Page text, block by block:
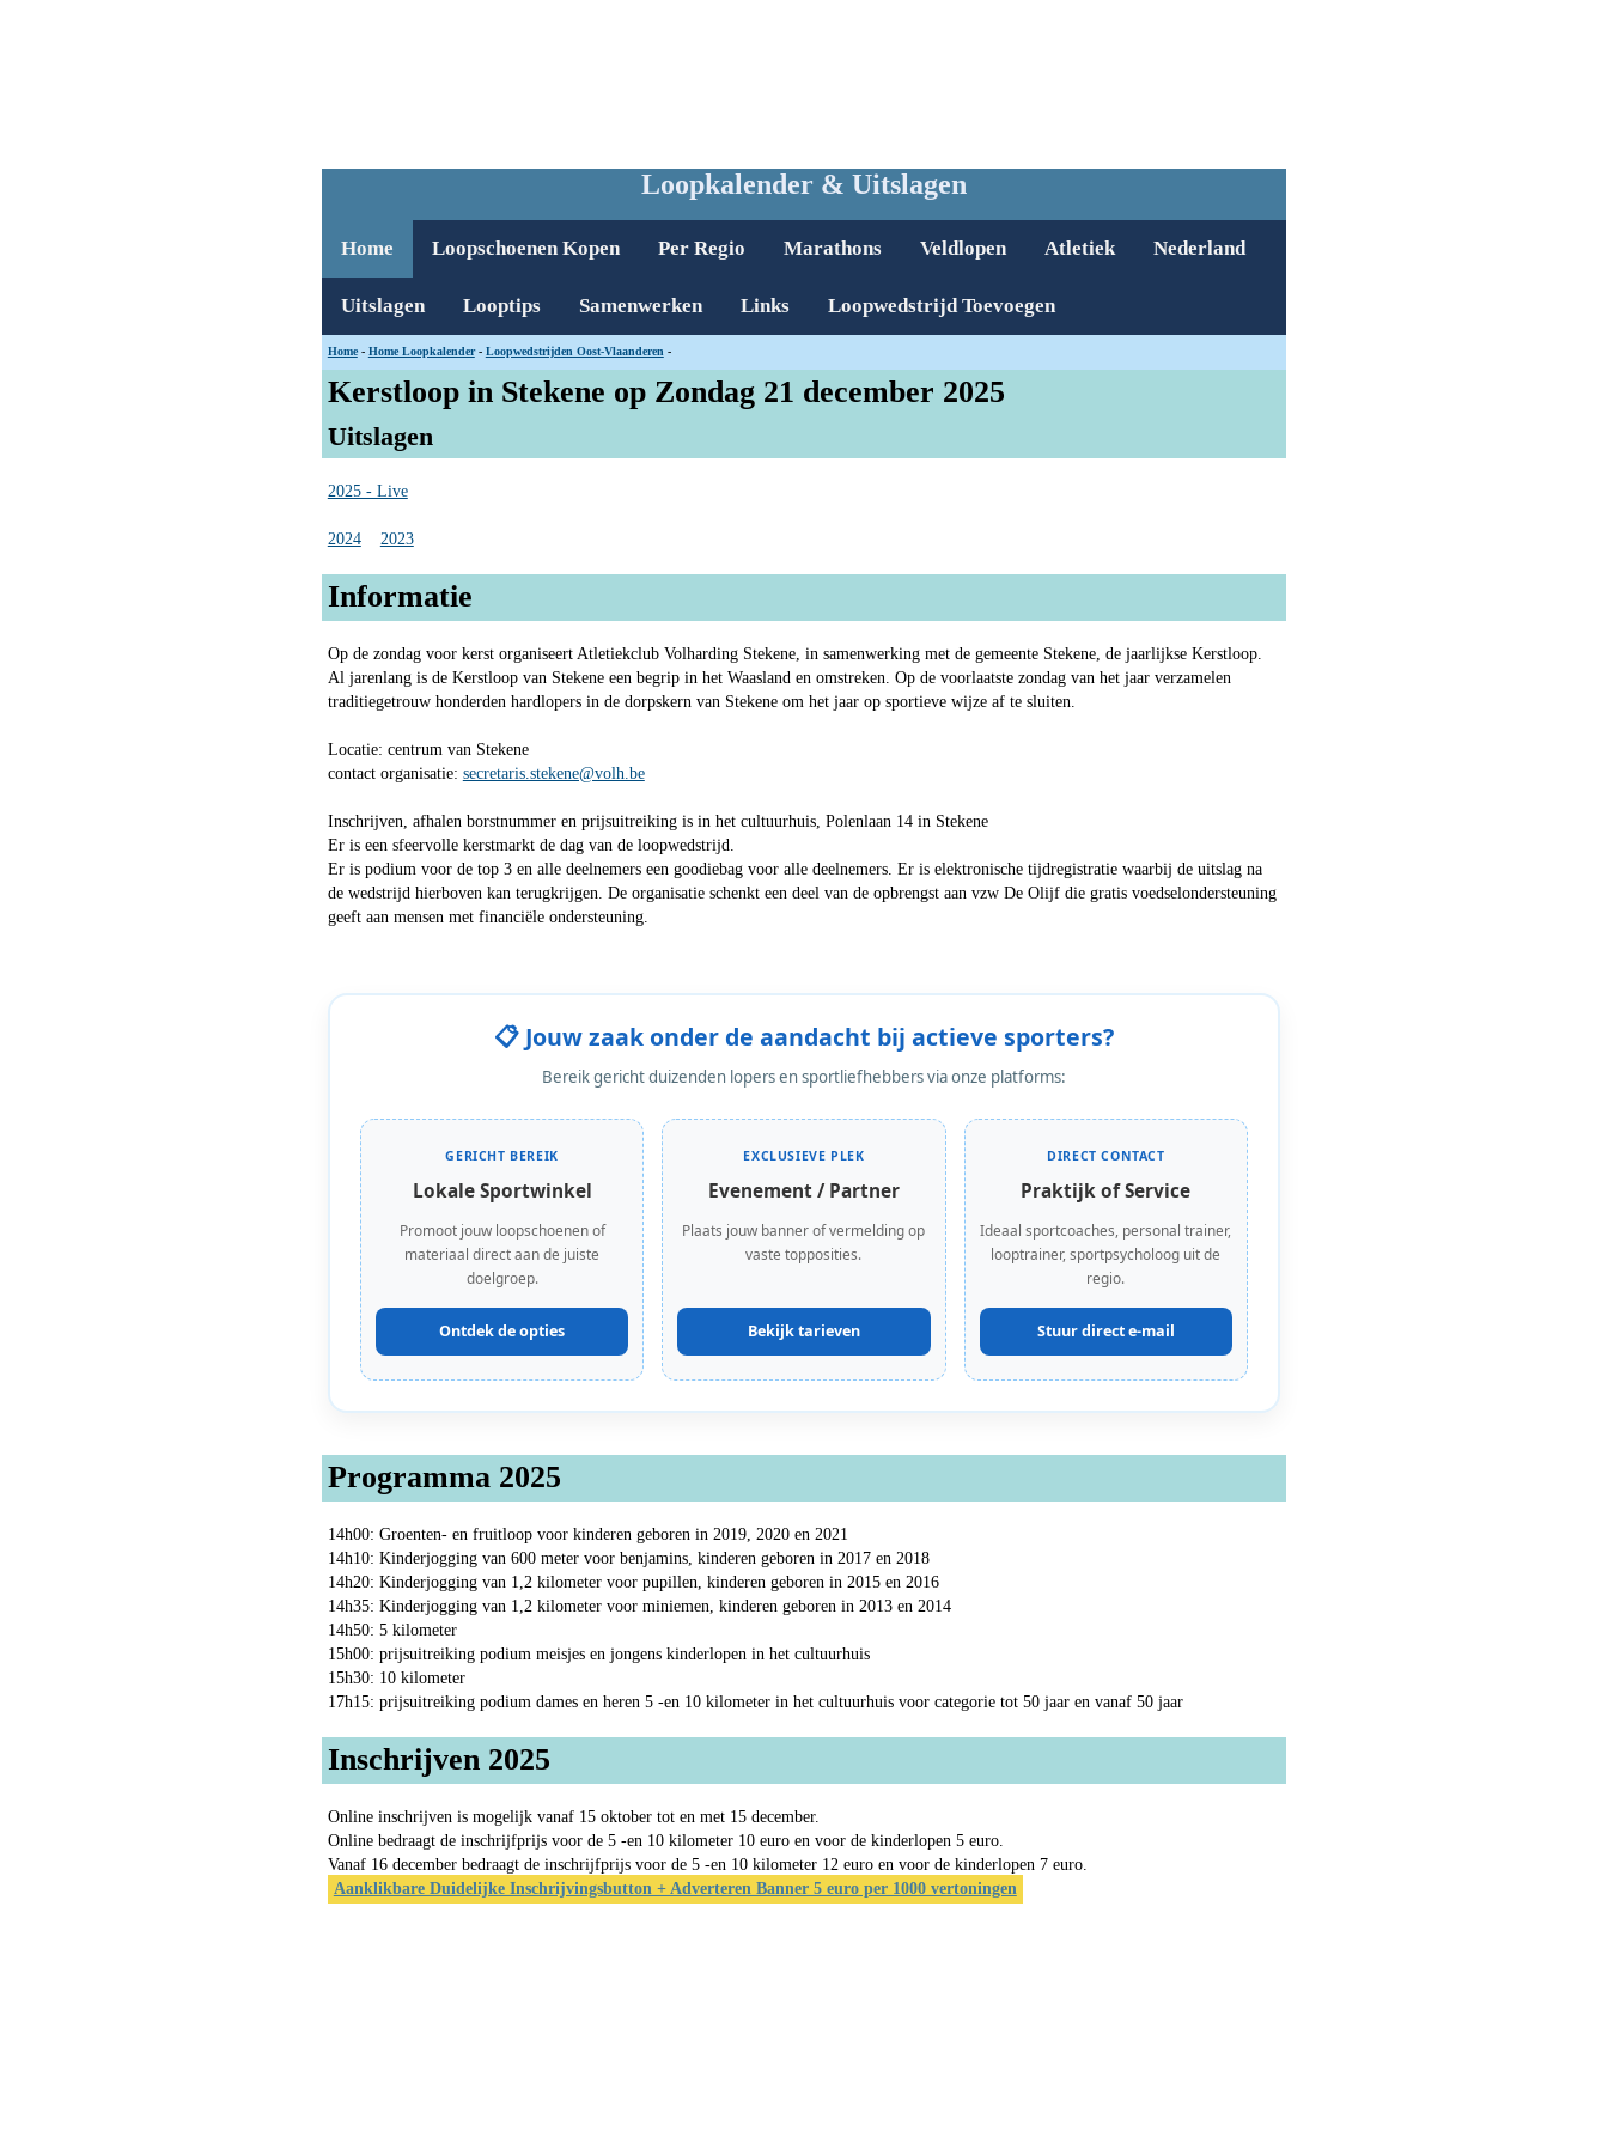
Loopkalender & Uitslagen
Home Loopschoenen Kopen Per Regio Marathons Veldlopen Atletiek Nederland
Uitslagen Looptips Samenwerken Links Loopwedstrijd Toevoegen
Home- Home Loopkalender- Loopwedstrijden Oost-Vlaanderen -
Kerstloop in Stekene op Zondag 21 december 2025
Uitslagen
2025 - Live
2024 2023
Informatie
Op de zondag voor kerst organiseert Atletiekclub Volharding Stekene, in samenwerking met de gemeente Stekene, de jaarlijkse Kerstloop.
Al jarenlang is de Kerstloop van Stekene een begrip in het Waasland en omstreken. Op de voorlaatste zondag van het jaar verzamelen
traditiegetrouw honderden hardlopers in de dorpskern van Stekene om het jaar op sportieve wijze af te sluiten.
Locatie: centrum van Stekene
contact organisatie: secretaris.stekene@volh.be
Inschrijven, afhalen borstnummer en prijsuitreiking is in het cultuurhuis, Polenlaan 14 in Stekene
Er is een sfeervolle kerstmarkt de dag van de loopwedstrijd.
Er is podium voor de top 3 en alle deelnemers een goodiebag voor alle deelnemers. Er is elektronische tijdregistratie waarbij de uitslag na
de wedstrijd hierboven kan terugkrijgen. De organisatie schenkt een deel van de opbrengst aan vzw De Olijf die gratis voedselondersteuning
geeft aan mensen met financiële ondersteuning.
📋 Jouw zaak onder de aandacht bij actieve sporters?
Bereik gericht duizenden lopers en sportliefhebbers via onze platforms:
GERICHT BEREIK
Lokale Sportwinkel
Promoot jouw loopschoenen of
materiaal direct aan de juiste
doelgroep.
Ontdek de opties
EXCLUSIEVE PLEK
Evenement / Partner
Plaats jouw banner of vermelding op
vaste topposities.
Bekijk tarieven
DIRECT CONTACT
Praktijk of Service
Ideaal sportcoaches, personal trainer,
looptrainer, sportpsycholoog uit de
regio.
Stuur direct e-mail
Programma 2025
14h00: Groenten- en fruitloop voor kinderen geboren in 2019, 2020 en 2021
14h10: Kinderjogging van 600 meter voor benjamins, kinderen geboren in 2017 en 2018
14h20: Kinderjogging van 1,2 kilometer voor pupillen, kinderen geboren in 2015 en 2016
14h35: Kinderjogging van 1,2 kilometer voor miniemen, kinderen geboren in 2013 en 2014
14h50: 5 kilometer
15h00: prijsuitreiking podium meisjes en jongens kinderlopen in het cultuurhuis
15h30: 10 kilometer
17h15: prijsuitreiking podium dames en heren 5 -en 10 kilometer in het cultuurhuis voor categorie tot 50 jaar en vanaf 50 jaar
Inschrijven 2025
Online inschrijven is mogelijk vanaf 15 oktober tot en met 15 december.
Online bedraagt de inschrijfprijs voor de 5 -en 10 kilometer 10 euro en voor de kinderlopen 5 euro.
Vanaf 16 december bedraagt de inschrijfprijs voor de 5 -en 10 kilometer 12 euro en voor de kinderlopen 7 euro.
Aanklikbare Duidelijke Inschrijvingsbutton + Adverteren Banner 5 euro per 1000 vertoningen